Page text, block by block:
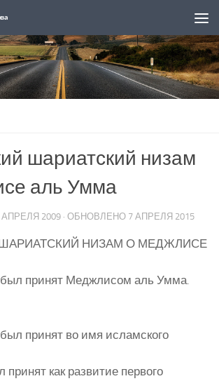
шариатский низам
аль Умма
АПРЕЛЯ 2009 · ОБНОВЛЕНО 7 АПРЕЛЯ 2015
НИЗАМ О МЕДЖЛИСЕ
принят Меджлисом аль Умма.
принят во имя исламского
как развитие первого